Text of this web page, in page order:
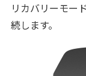
リカバリーモー
続します。